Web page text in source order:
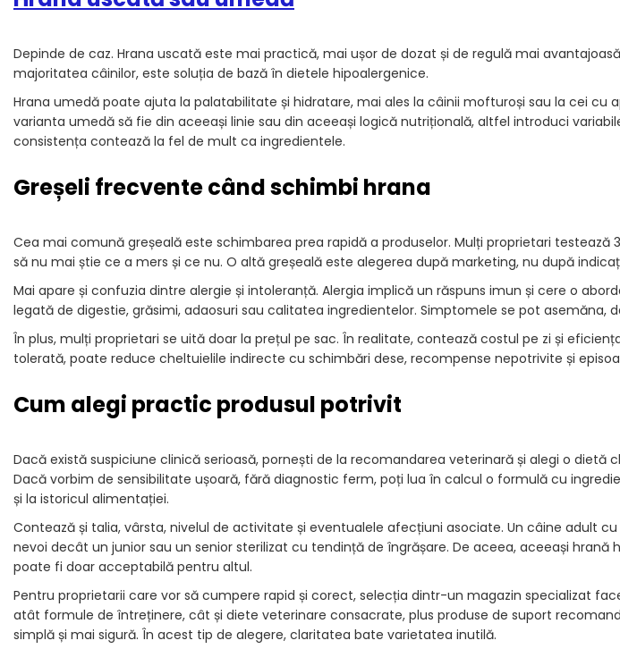
Depinde de caz. Hrana uscată este mai practică, mai ușor de dozat și de regulă mai
majoritatea câinilor, este soluția de bază în dietele hipoalergenice.
Hrana umedă poate ajuta la palatabilitate și hidratare, mai ales la câinii mofturoși sau la cei
varianta umedă să fie din aceeași linie sau din aceeași logică nutrițională, altfel introduci
consistența contează la fel de mult ca ingredientele.
Greșeli frecvente când schimbi hrana
Cea mai comună greșeală este schimbarea prea rapidă a produselor. Mulți proprietari
să nu mai știe ce a mers și ce nu. O altă greșeală este alegerea după marketing, nu după
Mai apare și confuzia dintre alergie și intoleranță. Alergia implică un răspuns imun și cere o
legată de digestie, grăsimi, adaosuri sau calitatea ingredientelor. Simptomele se pot asemăna,
În plus, mulți proprietari se uită doar la prețul pe sac. În realitate, contează costul pe zi și
tolerată, poate reduce cheltuielile indirecte cu schimbări dese, recompense nepotrivite și
Cum alegi practic produsul potrivit
Dacă există suspiciune clinică serioasă, pornești de la recomandarea veterinară și alegi o dietă
Dacă vorbim de sensibilitate ușoară, fără diagnostic ferm, poți lua în calcul o formulă cu
și la istoricul alimentației.
Contează și talia, vârsta, nivelul de activitate și eventualele afecțiuni asociate. Un câine adult
nevoi decât un junior sau un senior sterilizat cu tendință de îngrășare. De aceea, aceeași
poate fi doar acceptabilă pentru altul.
Pentru proprietarii care vor să cumpere rapid și corect, selecția dintr-un magazin specializat
atât formule de întreținere, cât și diete veterinare consacrate, plus produse de suport
simplă și mai sigură. În acest tip de alegere, claritatea bate varietatea inutilă.